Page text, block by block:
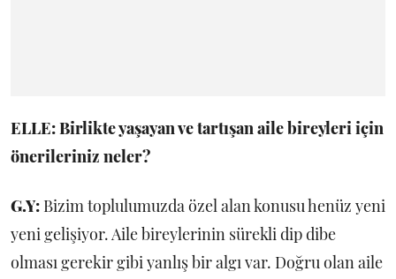
ELLE: Birlikte yaşayan ve tartışan aile bireyleri için
önerileriniz neler?
G.Y: Bizim toplulumuzda özel alan konusu henüz yeni
yeni gelişiyor. Aile bireylerinin sürekli dip dibe
olması gerekir gibi yanlış bir algı var. Doğru olan aile